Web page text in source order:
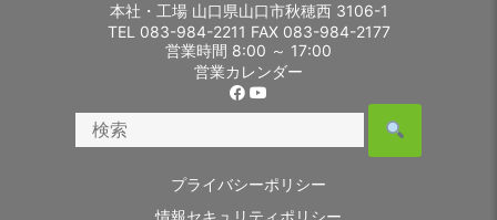
本社・工場 山口県山口市秋穂西 3106-1
TEL 083-984-2211 FAX 083-984-2177
営業時間 8:00 ～ 17:00
営業カレンダー
プライバシーポリシー
情報セキュリティポリシー